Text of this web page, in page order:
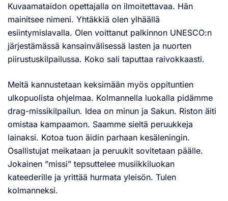
Kuvaamataidon opettajalla on ilmoitettavaa. Hän
mainitsee nimeni. Yhtäkkiä olen ylhäällä
esiintymislavalla. Olen voittanut palkinnon UNESCO:n
järjestämässä kansainvälisessä lasten ja nuorten
piirustuskilpailussa. Koko sali taputtaa raivokkaasti.
Meitä kannustetaan keksimään myös oppituntien
ulkopuolista ohjelmaa. Kolmannella luokalla pidämme
drag-missikilpailun. Idea on minun ja Sakun. Riston äiti
omistaa kampaamon. Saamme sieltä peruukkeja
lainaksi. Kotoa tuon äidin parhaan kesäleningin.
Osallistujat meikataan ja peruukit sovitetaan päälle.
Jokainen ”missi” tepsuttelee musiikkiluokan
kateederille ja yrittää hurmata yleisön. Tulen
kolmanneksi.